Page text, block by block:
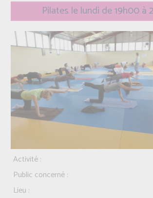
Pilates le lundi de 19h00 à
Activité :
Public concerné :
Lieu :